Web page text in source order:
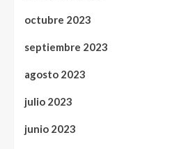
octubre 2023
septiembre 2023
agosto 2023
julio 2023
junio 2023